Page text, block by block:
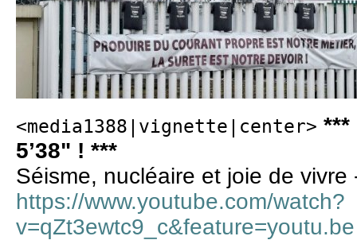
<media1388|vignette|center> ***
5’38" ! ***
Séisme, nucléaire et joie de
https://www.youtube.com/watch?
v=qZt3ewtc9_c&feature=youtu.be